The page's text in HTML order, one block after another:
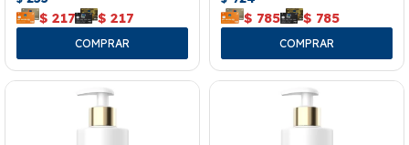
$ 217 $ 217 $ 785 $ 785